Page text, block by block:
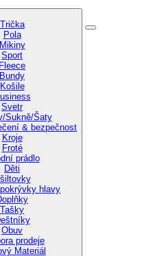
Trička
Pola
Mikiny
Sport
Fleece
Bundy
Košile
Svetr
Sukně/Šaty
& bezpečnost
Kroje
Froté
prádlo
Děti
hlavy
Tašky
Obuv
prodeje
Materiál